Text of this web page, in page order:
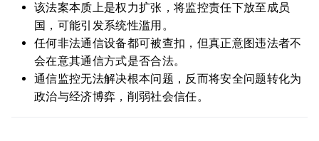
该法案本质上是权力扩张，将监控责任下放至成员
国，可能引发系统性滥用。
任何非法通信设备都可被查扣，但真正意图违法者不
会在意其通信方式是否合法。
通信监控无法解决根本问题，反而将安全问题转化为
政治与经济博弈，削弱社会信任。